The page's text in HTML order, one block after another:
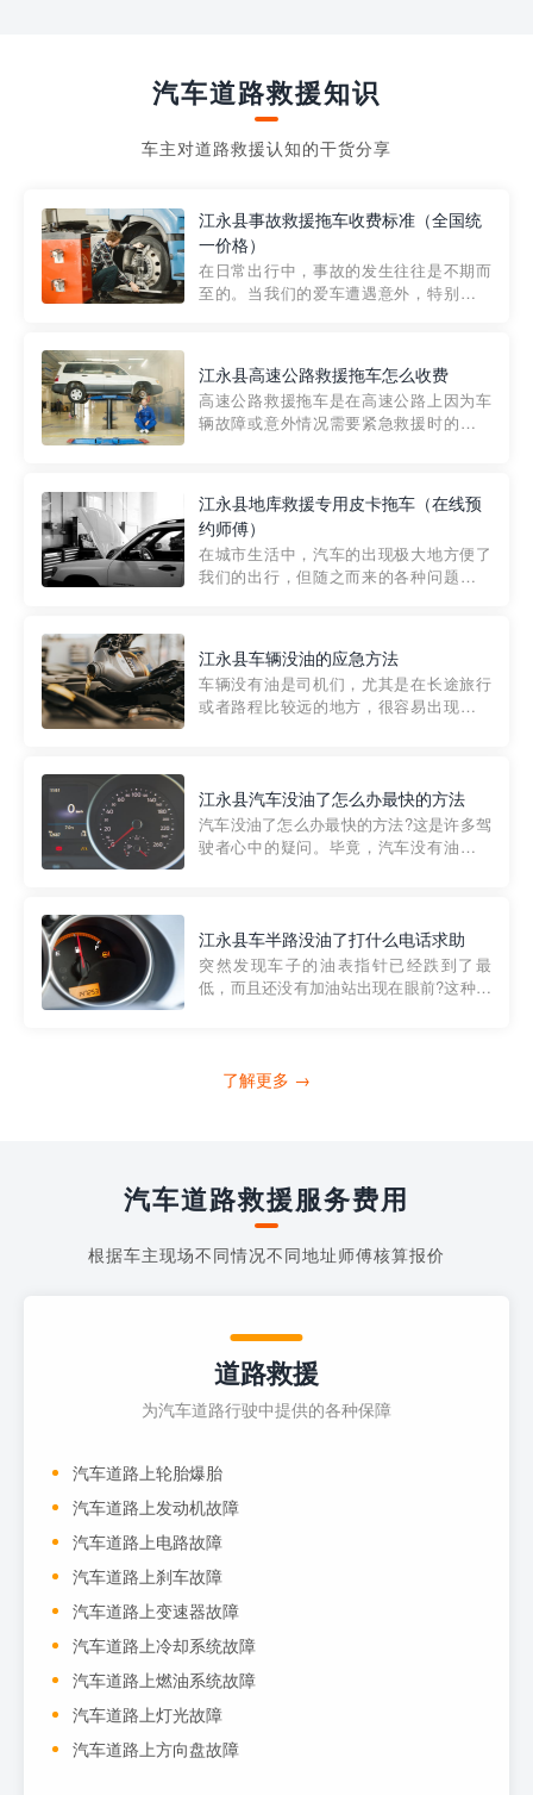
汽车道路救援知识
车主对道路救援认知的干货分享
江永县事故救援拖车收费标准（全国统
一价格）
在日常出行中，事故的发生往往是不期而
至的。当我们的爱车遭遇意外，特别是在
细解析一下市区事故救援拖车的收费标
准，以及在选用拖车服务时应注...
江永县高速公路救援拖车怎么收费
高速公路救援拖车是在高速公路上因为车
辆故障或意外情况需要紧急救援时的必备
路救援拖车的收费标准是由当地交通管理
部门制定的。起步价通...
江永县地库救援专用皮卡拖车（在线预
约师傅）
在城市生活中，汽车的出现极大地方便了
我们的出行，但随之而来的各种问题也让
紧急情况下，我们需要一种高效可靠的救
援方式。而这时，地库救援专...
江永县车辆没油的应急方法
车辆没有油是司机们，尤其是在长途旅行
或者路程比较远的地方，很容易出现这种
的送油师傅，解决没油的紧急情况。 首
先，让我们来了解一下穿...
江永县汽车没油了怎么办最快的方法
汽车没油了怎么办最快的方法?这是许多驾
驶者心中的疑问。毕竟，汽车没有油就无
越者小程序是一款专门解决汽车没油问题
的在线服务平台。通过...
江永县车半路没油了打什么电话求助
突然发现车子的油表指针已经跌到了最
低，而且还没有加油站出现在眼前?这种情
打4006363122请求送油人员来帮助你。
了解更多 →
汽车道路救援服务费用
根据车主现场不同情况不同地址师傅核算报价
道路救援
为汽车道路行驶中提供的各种保障
汽车道路上轮胎爆胎
汽车道路上发动机故障
汽车道路上电路故障
汽车道路上刹车故障
汽车道路上变速器故障
汽车道路上冷却系统故障
汽车道路上燃油系统故障
汽车道路上灯光故障
汽车道路上方向盘故障